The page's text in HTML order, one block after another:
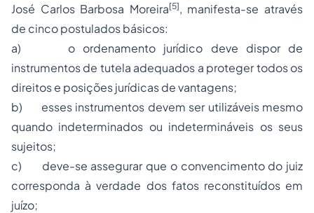
José Carlos Barbosa Moreira[5], manifesta-se através
de cinco postulados básicos:
a) o ordenamento jurídico deve dispor de
instrumentos de tutela adequados a proteger todos os
direitos e posições jurídicas de vantagens;
b) esses instrumentos devem ser utilizáveis mesmo
quando indeterminados ou indetermináveis os seus
sujeitos;
c) deve-se assegurar que o convencimento do juiz
corresponda à verdade dos fatos reconstituídos em
juízo;